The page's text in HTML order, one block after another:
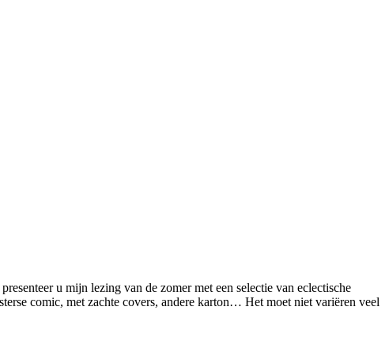
u mijn lezing van de zomer met een selectie van eclectische
comic, met zachte covers, andere karton… Het moet niet variëren veel